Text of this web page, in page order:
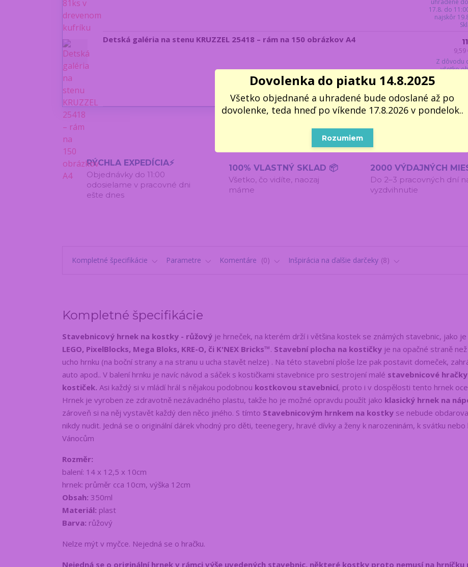
uhradené
17.8. do
najskôr
Detská galéria na stenu KRUZZEL 25418 – rám na 150 obrázkov A4
9,59
Z dôvodu
všetko
uhradené
17.8. do
najskôr
RÝCHLA EXPEDÍCIA⚡
Objednávky do 11:00
odosielame v pracovné dni
ešte dnes
100% VLASTNÝ SKLAD 📦
Všetko, čo vidíte, naozaj
máme
2000 VÝDAJNÝCH
Do 2–3 pracovných dní
vyzdvihnutie
Kompletné špecifikácie Parametre Komentáre 0 Inšpirácia na ďalšie darčeky 8
Kompletné špecifikácie
Stavebnicový hrnek na kostky - růžový je hrneček, na kterém drží i většina kostek se známých stavebnic, jako je
LEGO, PixelBlocks, Mega Bloks, KRE-O, či K'NEX Bricks™. Stavební plocha na kostičky je na opačné straně
ucho hrnku (na boční strany a na stranu u ucha stavět nelze) . Na této stavební ploše lze pak postavit domeček,
auto apod.. V balení hrnku je navíc návod a sáček s kostičkami stavebnice pro sestrojení malé stavebnicové
kostiček. Asi každý si v mládí hrál s nějakou podobnou kostkovou stavebnicí, proto i v dospělosti tento hrnek
Hrnek je vyroben ze zdravotně nezávadného plastu, takže ho je možné opravdu použít jako klasický hrnek na
zároveň si na něj vystavět každý den něco jiného. S tímto Stavebnicovým hrnkem na kostky se nebude
nikdy nudit. Jedná se o originální dárek vhodný pro děti, teenegery, hravé dívky a ženy k narozeninám, k svátku nebo
Vánocům
Rozměr:
balení: 14 x 12,5 x 10cm
hrnek: průměr cca 10cm, výška 12cm
Obsah: 350ml
Materiál: plast
Barva: růžový
Nelze mýt v myčce. Nejedná se o hračku.
Nejedná se o originální hrnek v rámci výše uvedených stavebnic, některé kostky proto nemusí na hrníčku
Dovolenka do piatku 14.8.2025
Všetko objednané a uhradené bude odoslané až po
dovolenke, teda hneď po víkende 17.8.2026 v pondelok..
Rozumiem